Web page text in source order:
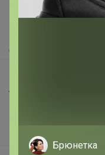
Как сделать заказ?
Доставка
Торговые марки
Брюнетка